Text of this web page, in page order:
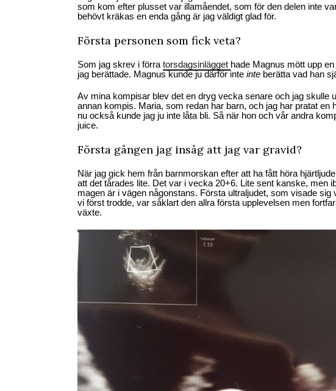
som kom efter plusset var illamåendet, som för den delen inte
behövt kräkas en enda gång är jag väldigt glad för.
Första personen som fick veta?
Som jag skrev i förra torsdagsinlägget hade Magnus mött upp
jag berättade. Magnus kunde ju därför inte inte berätta vad han
Av mina kompisar blev det en dryg vecka senare och jag skulle
annan kompis. Maria, som redan har barn, och jag har pratat en
nu också kunde jag ju inte låta bli. Så när hon och vår andra
juice.
Första gången jag insåg att jag var gravid?
När jag gick hem från barnmorskan efter att ha fått höra
att det tårades lite. Det var i vecka 20+6. Lite sent kanske, men
magen är i vägen någonstans. Första ultraljudet, som visade
vi först trodde, var såklart den allra första upplevelsen men
växte.